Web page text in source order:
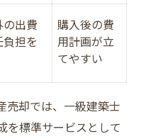
出費
担を
購入後の費
用計画が立
てやすい
売却では、一級建築士
を標準サービスとして